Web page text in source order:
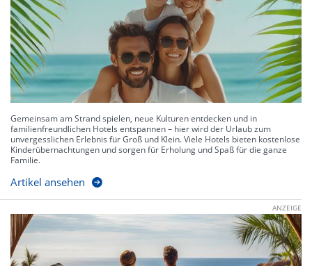
Gemeinsam am Strand spielen, neue Kulturen entdecken und in
familienfreundlichen Hotels entspannen – hier wird der Urlaub zum
unvergesslichen Erlebnis für Groß und Klein. Viele Hotels bieten kostenlose
Kinderübernachtungen und sorgen für Erholung und Spaß für die ganze
Familie.
Artikel ansehen
ANZEIGE